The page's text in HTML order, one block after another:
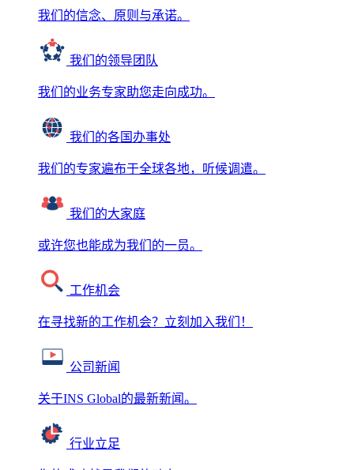
我们的信念、原则与承诺。
我们的领导团队
我们的业务专家助您走向成功。
我们的各国办事处
我们的专家遍布于全球各地，听候调遣。
我们的大家庭
或许您也能成为我们的一员。
工作机会
在寻找新的工作机会？立刻加入我们！
公司新闻
关于INS Global的最新新闻。
行业立足